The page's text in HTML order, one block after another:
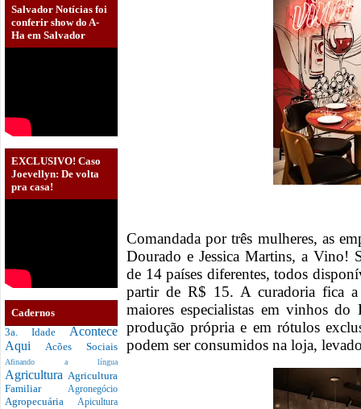
Salvador Notícias foi
conferir show do A-
Ha em Salvador
EXCLUSIVO! Caso
Joevellyn: De volta
pra casa!
Cadernos
3a. Idade Acontece
Aqui Acões Sociais
Afinando a língua
Agricultura Agricultura
Familiar Agronegócio
Agropecuária Apicultura
Comandada por três mulheres, as
Dourado e Jessica Martins, a Vino!
de 14 países diferentes, todos
partir de R$ 15. A curadoria fica
maiores especialistas em vinhos
produção própria e em rótulos
podem ser consumidos na loja,